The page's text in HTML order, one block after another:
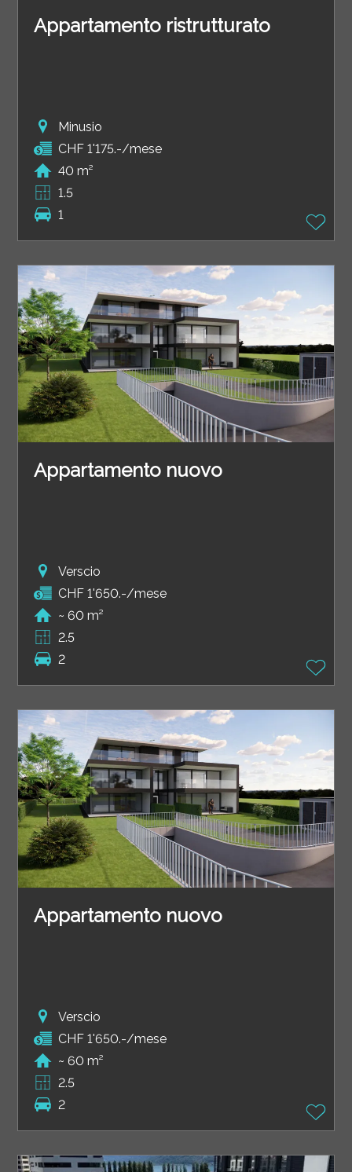
Appartamento ristrutturato
Minusio
CHF 1'175.-/mese
40 m²
1.5
1
Appartamento nuovo
Verscio
CHF 1'650.-/mese
~ 60 m²
2.5
2
Appartamento nuovo
Verscio
CHF 1'650.-/mese
~ 60 m²
2.5
2